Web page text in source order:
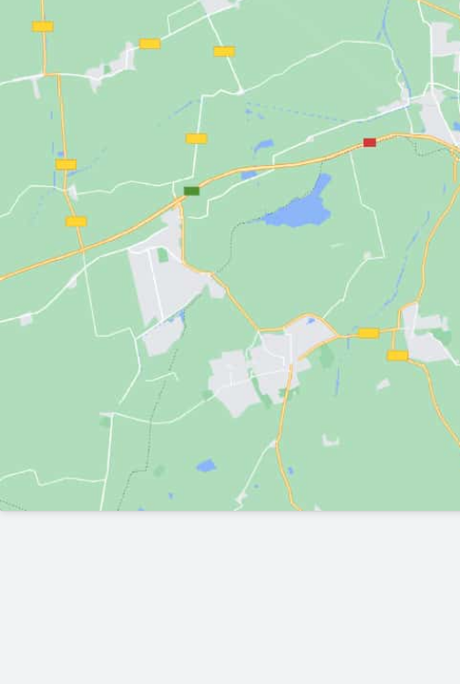
KERSTPAKKETTEN
WEBSHOP
NIEUWS &
CONTACT